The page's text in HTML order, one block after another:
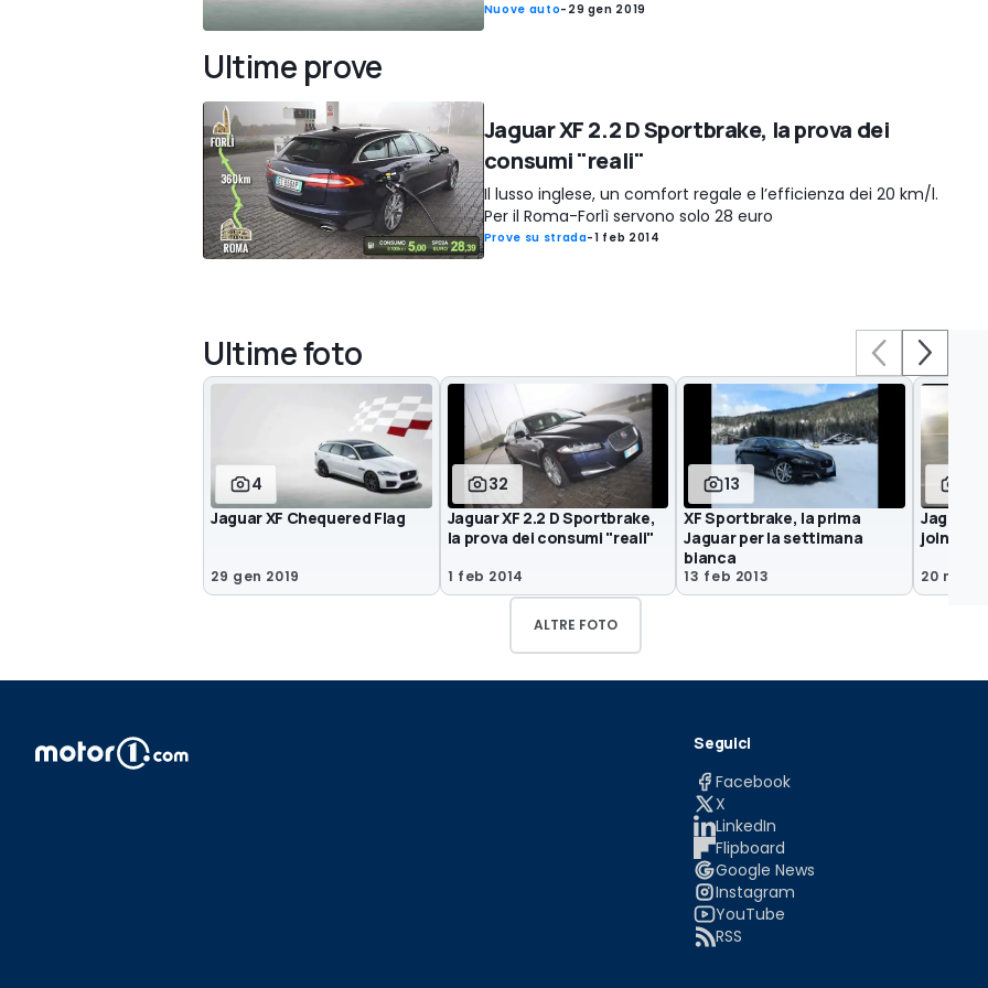
Nuove auto- 29 gen 2019
Ultime prove
Jaguar XF 2.2 D Sportbrake, la prova dei
consumi "reali"
Il lusso inglese, un comfort regale e l’efficienza dei 20 km/l.
Per il Roma-Forlì servono solo 28 euro
Prove su strada-1 feb 2014
Ultime foto
4
Jaguar XF Chequered Flag
29 gen 2019
32
Jaguar XF 2.2 D Sportbrake,
la prova dei consumi "reali"
1 feb 2014
13
XF Sportbrake, la prima
Jaguar per la settimana
bianca
13 feb 2013
Jaguar-
joint
20 nov
ALTRE FOTO
Seguici
Facebook
X
LinkedIn
Flipboard
Google News
Instagram
YouTube
RSS